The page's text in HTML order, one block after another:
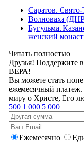
Саратов.
Волноваха
Бугульма.
женский
Читать полностью
Друзья! Поддержите
ВЕРА!
Вы можете стать
ежемесячный платеж.
миру о Христе, Его
500 1 000 5 000
Ежемесячно